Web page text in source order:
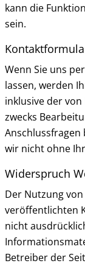
kann die
sein.
Wenn Sie uns
lassen, werden
inklusive der
zwecks
Anschlussfragen
wir nicht ohne
Widerspruch
Der Nutzung
veröffentlichten
nicht
Betreiber der